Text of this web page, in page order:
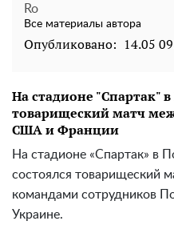
Ro
Все материалы автора
Опубликовано: 14.05
На стадионе "Спартак" в
товарищеский матч
США и Франции
На стадионе «Спартак» в
состоялся товарищеский
командами сотрудников
Украине.